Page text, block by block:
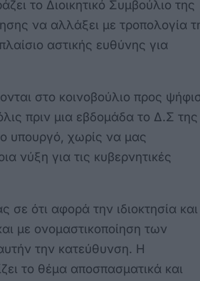
το Διοικητικό Συμβούλιο της
να αλλάξει με τροπολογία
αστικής ευθύνης για
στο κοινοβούλιο προς
πριν μια εβδομάδα το Δ.Σ της
υπουργό, χωρίς να μας
νύξη για τις κυβερνητικές
ότι αφορά την ιδιοκτησία και
με ονομαστικοποίηση των
την κατεύθυνση. Η
το θέμα αποσπασματικά και